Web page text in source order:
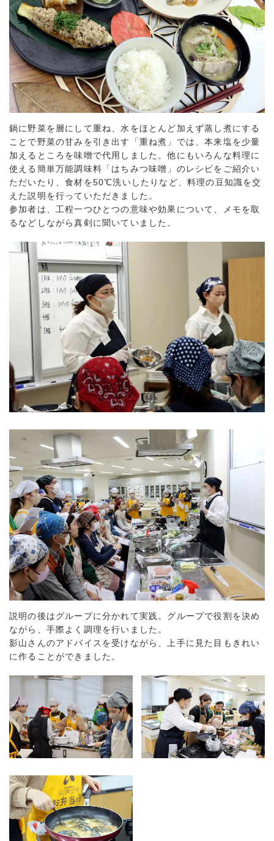
鍋に野菜を層にして重ね、水をほとんど加えず蒸し煮にする
ことで野菜の甘みを引き出す「重ね煮」では、本来塩を少量
加えるところを味噌で代用しました。他にもいろんな料理に
使える簡単万能調味料「はちみつ味噌」のレシピをご紹介い
ただいたり、食材を50℃洗いしたりなど、料理の豆知識を交
えた説明を行っていただきました。
参加者は、工程一つひとつの意味や効果について、メモを取
るなどしながら真剣に聞いていました。
説明の後はグループに分かれて実践。グループで役割を決め
ながら、手際よく調理を行いました。
影山さんのアドバイスを受けながら、上手に見た目もきれい
に作ることができました。